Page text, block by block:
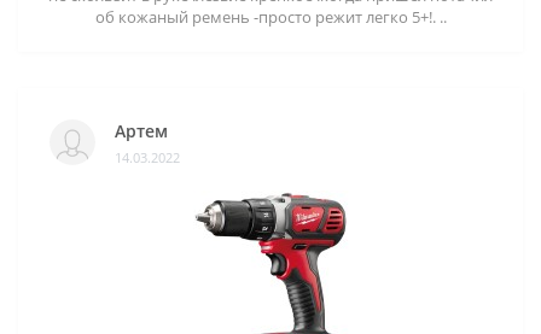
об кожаный ремень -просто режит легко 5+!. ..
Артем
14.03.2022